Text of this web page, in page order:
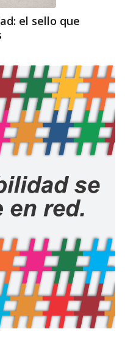
el sello que